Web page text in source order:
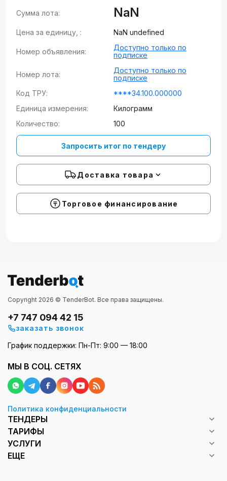
Сумма лота: NaN
Цена за единицу, : NaN undefined
Номер объявления:
Доступно только по
подписке
Номер лота:
Доступно только по
подписке
Код ТРУ:
****34.100.000000
Единица измерения:
Килограмм
Количество:
100
Запросить итог по тендеру
Доставка товара
Торговое финансирование
Copyright 2026 © TenderBot. Все права защищены.
+7 747 094 42 15
заказать звонок
График поддержки: Пн-Пт: 9:00 — 18:00
МЫ В СОЦ. СЕТЯХ
Политика конфиденциальности
ТЕНДЕРЫ
ТАРИФЫ
УСЛУГИ
ЕЩЕ